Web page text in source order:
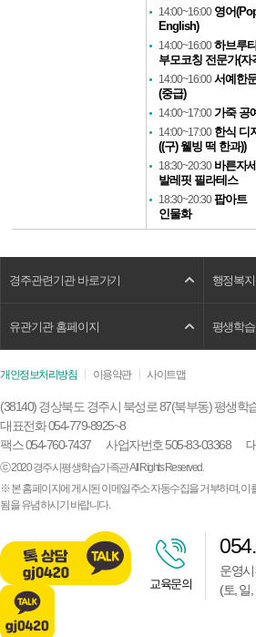
14:00~16:00 영어
English)
14:00~16:00 하브루
부모코칭 전문가(자
14:00~16:00 서예한
(중급)
14:00~17:00 가죽 공
14:00~17:00 한식 디
((구) 웰빙 떡 한과))
18:30~20:30 바른자세
발레핏 필라테스
18:30~20:30 팝아트
인물화
경주관련기관 바로가기 행정복
유관기관 홈페이지 평생학
개인정보처리방침 이용약관 사이트맵
(38140) 경상북도 경주시 북성로 87(북부동) 평생학
대표전화 054-779-8925~8
팩스 054-760-7437
사업자번호 505-83-03368
ⓒ 2020 경주시평생학습가족관 All Rights Reserved.
※ 본 홈페이지에 게시된 이메일주소 자동수집을 거부하며, 이
됨을 유념하시기 바랍니다.
교육문의
운영시
(토, 일